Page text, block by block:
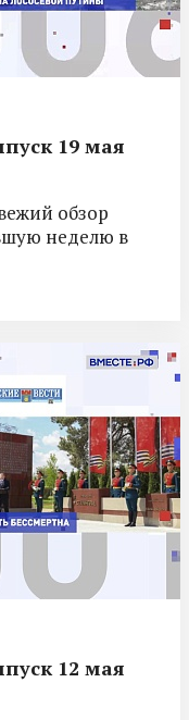
19 мая
обзор
неделю в
12 мая